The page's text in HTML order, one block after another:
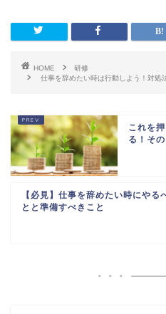
HOME
研修
仕事を辞めたい時は行動しよう！対処
これを
る！そ
【必見】仕事を辞めたい時にやる
とと準備すべきこと